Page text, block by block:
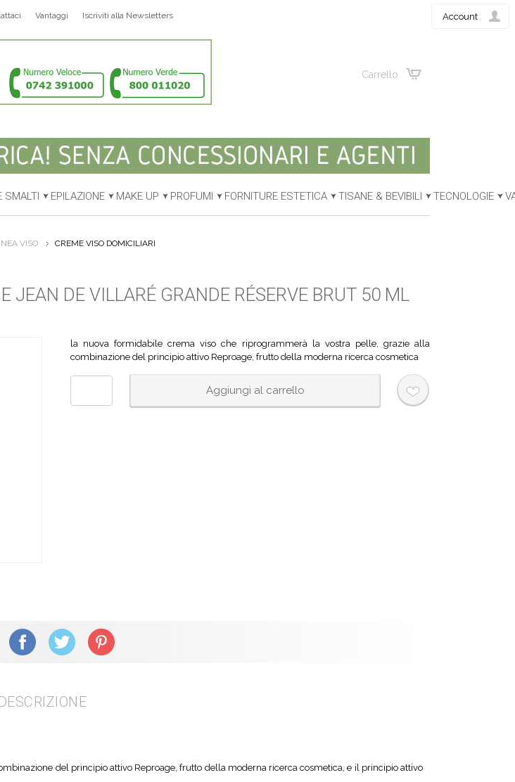
Carrello
Account
Vantaggi Iscriviti alla Newsletters
SMALTI EPILAZIONE MAKE UP PROFUMI FORNITURE ESTETICA TISANE & BEVIBILI TECNOLOGIE
VISO CREME VISO DOMICILIARI
JEAN DE VILLARÉ GRANDE RÉSERVE BRUT 50 ML
la nuova formidabile crema viso che riprogrammerà la vostra pelle, grazie alla
combinazione del principio attivo Reproage, frutto della moderna ricerca cosmetica
Facebook X (Twitter) Pinterest
DESCRIZIONE
del principio attivo Reproage, frutto della moderna ricerca cosmetica, e il principio attivo